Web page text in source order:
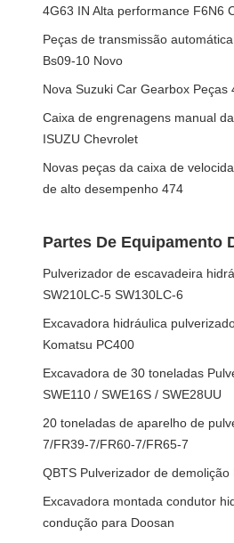
4G63 IN Alta performance F6N6
Peças de transmissão
Bs09-10 Novo
Nova Suzuki Car Gearbox
Caixa de engrenagens manual
ISUZU Chevrolet
Novas peças da caixa de
de alto desempenho 474
Partes De Equipamento
Pulverizador de escavadeira
SW210LC-5 SW130LC-6
Excavadora hidráulica
Komatsu PC400
Excavadora de 30 toneladas
SWE110 / SWE16S / SWE28UU
20 toneladas de aparelho de
7/FR39-7/FR60-7/FR65-7
QBTS Pulverizador de
Excavadora montada condutor
condução para Doosan